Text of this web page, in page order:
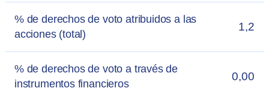
% de derechos de voto atribuidos a las
acciones (total)
1,2
% de derechos de voto a través de
instrumentos financieros
0,00